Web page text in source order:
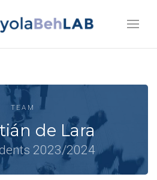
TEAM
de Lara
2023/2024